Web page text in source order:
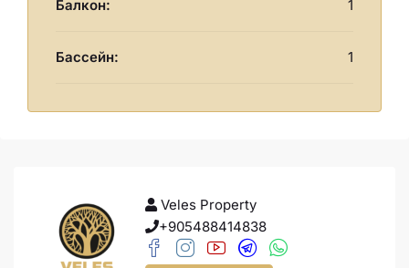
Балкон: 1
Бассейн: 1
Veles Property
+905488414838